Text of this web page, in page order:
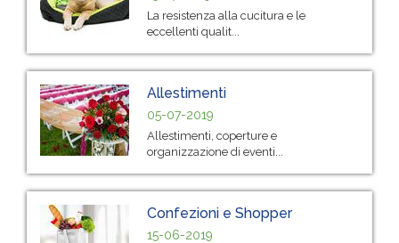
La resistenza alla cucitura e le
eccellenti qualit...
Allestimenti
05-07-2019
Allestimenti, coperture e
organizzazione di eventi...
Confezioni e Shopper
15-06-2019